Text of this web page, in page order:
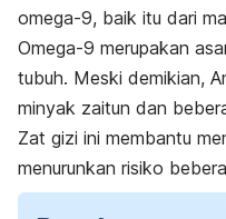
omega-9, baik itu dari
Omega-9 merupakan
tubuh. Meski demikian,
minyak zaitun dan
Zat gizi ini membantu
menurunkan risiko